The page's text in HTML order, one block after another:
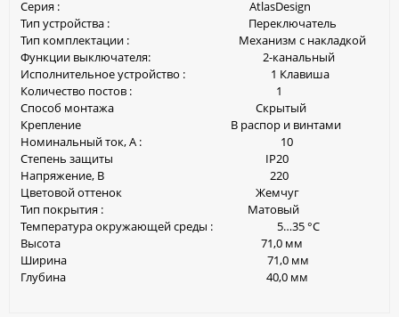
Серия : AtlasDesign
Тип устройства : Переключатель
Тип комплектации : Механизм с накладкой
Функции выключателя: 2-канальный
Исполнительное устройство : 1 Клавиша
Количество постов : 1
Способ монтажа Скрытый
Крепление В распор и винтами
Номинальный ток, А : 10
Степень защиты IP20
Напряжение, В 220
Цветовой оттенок Жемчуг
Тип покрытия : Матовый
Температура окружающей среды : 5…35 °C
Высота 71,0 мм
Ширина 71,0 мм
Глубина 40,0 мм